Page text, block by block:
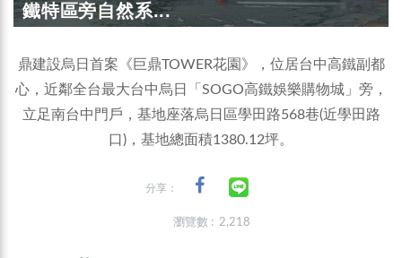
鐵特區旁自然系...
鼎建設烏日首案《巨鼎TOWER花園》，位居台中高鐵副都
心，近鄰全台最大台中烏日「SOGO高鐵娛樂購物城」旁，
立足南台中門戶，基地座落烏日區學田路568巷(近學田路
口)，基地總面積1380.12坪。
分享：
瀏覽數 : 2,218